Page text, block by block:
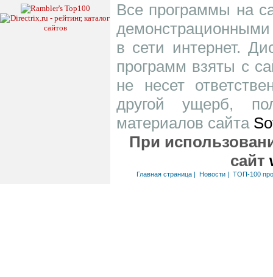
Все программы на
в сети интернет.
программ взяты с
не несет
другой ущерб,
материалов сайта
При
сайт
Главная страница| Новости| ТОП-100